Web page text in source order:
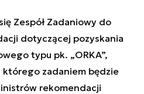
Zespół Zadaniowy do
dotyczącej pozyskania
typu pk. „ORKA”,
którego zadaniem będzie
rekomendacji